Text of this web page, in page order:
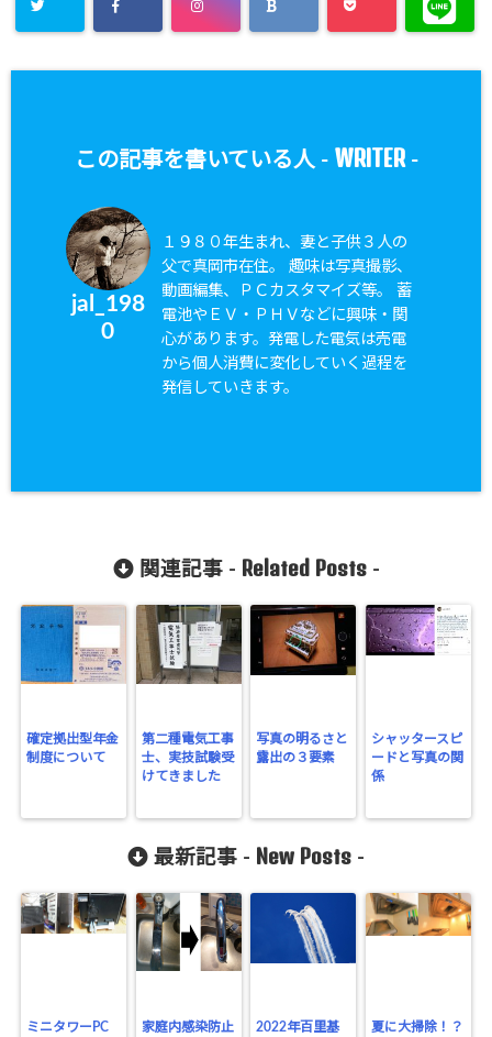
この記事を書いている人 - WRITER-
jal_198
0
１９８０年生まれ、妻と子供３人の
父で真岡市在住。 趣味は写真撮影、
動画編集、ＰＣカスタマイズ等。 蓄
電池やＥＶ・ＰＨＶなどに興味・関
心があります。発電した電気は売電
から個人消費に変化していく過程を
発信していきます。
関連記事 - Related Posts-
確定拠出型年金
制度について
第二種電気工事
士、実技試験受
けてきました
写真の明るさと
露出の３要素
シャッタースピ
ードと写真の関
係
最新記事 - New Posts -
ミニタワーPC
家庭内感染防止
2022年百里基
夏に大掃除！？